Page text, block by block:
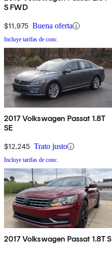
S FWD
$11,975 Buena oferta
Incluye tarifas de conc.
2017 Volkswagen Passat 1.8T
SE
$12,245 Trato justo
Incluye tarifas de conc.
2017 Volkswagen Passat 1.8T S